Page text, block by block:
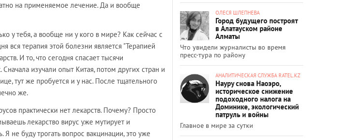
на применяемое лечение. Да и вообще
у тебя, а вообще ни у кого в мире? Как сейчас с
вся терапия этой болезни является "Терапией
И то, что сегодня спасает тысячи
изучали опыт Китая, потом других стран и
тут же пробуется и у нас. После тщательного
же.
практически нет лекарств. Почему? Просто
лекарство вирус уже мутирует и
не буду трогать вопрос вакцинации, это уже
ОЛЕСЯ ШЛЕПНЕВА
Город будущего построят
в Алатауском районе
Алматы
Что увидели журналисты во время
пресс-тура по району
АНАЛИТИЧЕСКАЯ СЛУЖБА RATEL.KZ
Науру снова Наоэро,
историческое снижение
подоходного налога на
Доминике, экологический
патруль и войны
Главное в мире за сутки